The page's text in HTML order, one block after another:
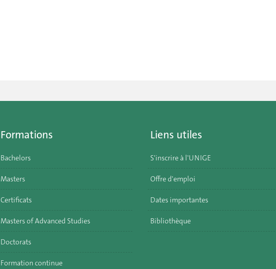
Formations
Bachelors
Masters
Certificats
Masters of Advanced Studies
Doctorats
Formation continue
Liens utiles
S'inscrire à l'UNIGE
Offre d'emploi
Dates importantes
Bibliothèque